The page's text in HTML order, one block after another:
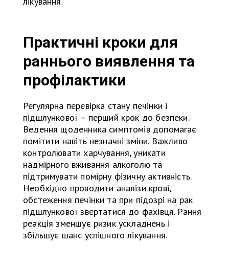
Практичні кроки для
раннього виявлення та
профілактики
Регулярна перевірка стану печінки і
підшлункової – перший крок до безпеки.
Ведення щоденника симптомів допомагає
помітити навіть незначні зміни. Важливо
контролювати харчування, уникати
надмірного вживання алкоголю та
підтримувати помірну фізичну активність.
Необхідно проводити аналізи крові,
обстеження печінки та при підозрі на рак
підшлункової звертатися до фахівця. Рання
реакція зменшує ризик ускладнень і
збільшує шанс успішного лікування.